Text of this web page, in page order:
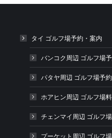
タイ ゴルフ場予約・案内
バンコク周辺 ゴルフ場
パタヤ周辺 ゴルフ場予
ホアヒン周辺 ゴルフ場
チェンマイ周辺 ゴルフ
プーケット周辺 ゴルフ